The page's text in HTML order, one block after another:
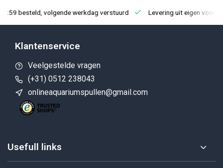
besteld, volgende werkdag verstuurd Levering uit eigen
Klantenservice
Veelgestelde vragen
(+31) 0512 238043
onlineaquariumspullen@gmail.com
Usefull links